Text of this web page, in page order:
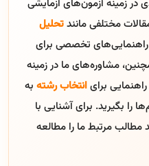
در زمینه آزمون‌های آزمایشی
مختلفی مانندتحلیل
راهنمایی‌های تخصصی برای
مشاوره‌های ما در زمینه
برایانتخاب رشته به
بگیرید. برای آشنایی با
مطالب مرتبط ما را مطالعه